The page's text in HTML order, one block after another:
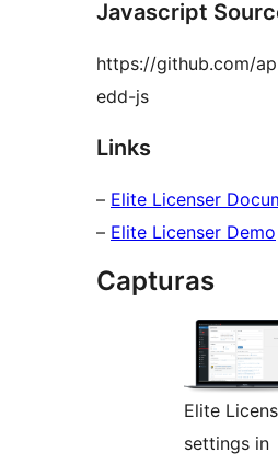
Javascript
https://github.com/
edd-js
Links
– Elite Licenser
– Elite Licenser Demo
Capturas
Elite
settings in